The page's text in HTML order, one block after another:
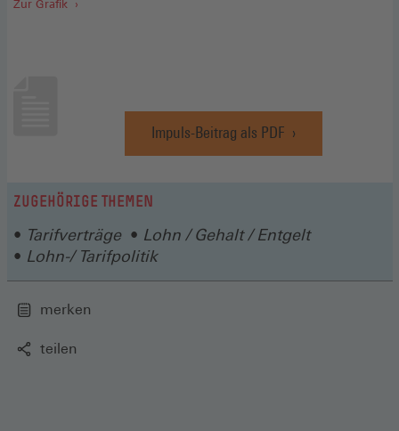
Zur Grafik
Impuls-Beitrag als PDF
(Öffnet
in
ZUGEHÖRIGE THEMEN
Tarifverträge
Lohn / Gehalt / Entgelt
Lohn-/ Tarifpolitik
merken
teilen